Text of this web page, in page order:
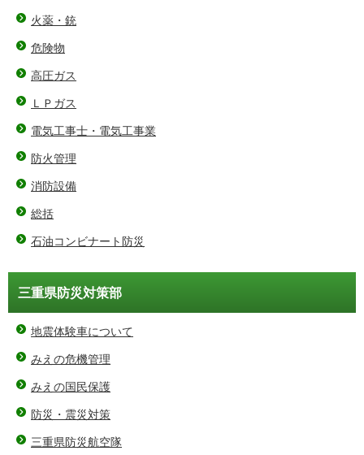
火薬・銃
危険物
高圧ガス
ＬＰガス
電気工事士・電気工事業
防火管理
消防設備
総括
石油コンビナート防災
三重県防災対策部
地震体験車について
みえの危機管理
みえの国民保護
防災・震災対策
三重県防災航空隊